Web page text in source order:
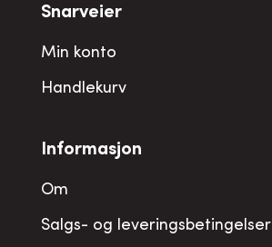
Snarveier
Min konto
Handlekurv
Informasjon
Om
Salgs- og leveringsbetingelser